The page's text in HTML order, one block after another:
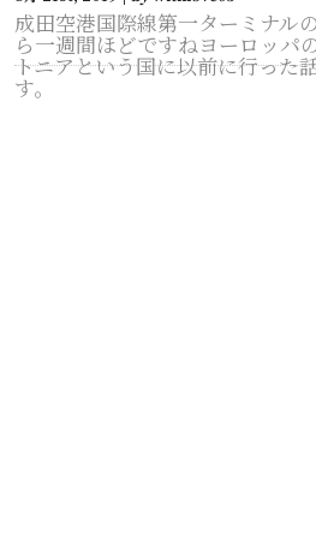
成田空港国際線第一ターミナル
ら一週間ほどですねヨーロッパ
トニアという国に以前に行った
す。